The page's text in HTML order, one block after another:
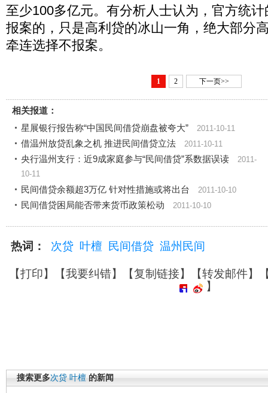
至少100多亿元。有分析人士认为，官方统
报案的，只是高利贷的冰山一角，绝大部分
牵连选择不报案。
1 2 下一页>>
相关报道：
星展银行报告称“中国民间借贷崩盘被夸大”
2011-10-11
借温州放贷乱象之机 推进民间借贷立法 2011-10-11
央行温州支行：近9成家庭参与“民间借贷”系数据误读 2011-
10-11
民间借贷余额超3万亿 针对性措施或将出台
2011-10-10
民间借贷困局能否带来货币政策松动 2011-10-10
热词： 次贷 叶檀 民间借贷 温州民间
【打印】【我要纠错】【复制链接】【转发邮件】
】
搜索更多次贷 叶檀 的新闻